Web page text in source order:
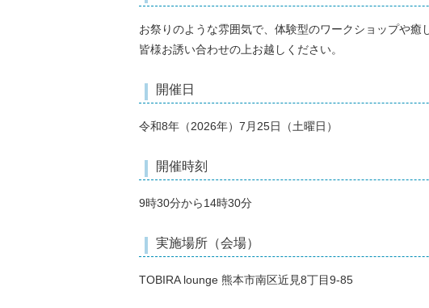
お祭りのような雰囲気で、体験型のワークショップや癒
皆様お誘い合わせの上お越しください。
開催日
令和8年（2026年）7月25日（土曜日）
開催時刻
9時30分から14時30分
実施場所（会場）
TOBIRA lounge 熊本市南区近見8丁目9-85